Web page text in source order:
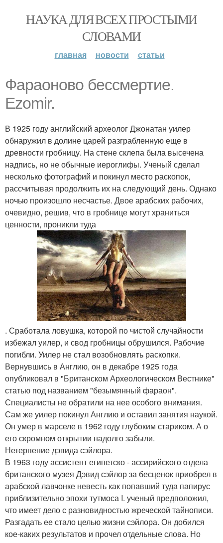
НАУКА ДЛЯ ВСЕХ ПРОСТЫМИ
СЛОВАМИ
главная новости статьи
Фараоново бессмертие.
Ezomir.
В 1925 году английский археолог Джонатан уилер
обнаружил в долине царей разграбленную еще в
древности гробницу. На стене склепа была высечена
надпись, но не обычные иероглифы. Ученый сделал
несколько фотографий и покинул место раскопок,
рассчитывая продолжить их на следующий день. Однако
ночью произошло несчастье. Двое арабских рабочих,
очевидно, решив, что в гробнице могут храниться
ценности, проникли туда
. Сработала ловушка, которой по чистой случайности
избежал уилер, и свод гробницы обрушился. Рабочие
погибли. Уилер не стал возобновлять раскопки.
Вернувшись в Англию, он в декабре 1925 года
опубликовал в "Британском Археологическом Вестнике"
статью под названием "безымянный фараон".
Специалисты не обратили на нее особого внимания.
Сам же уилер покинул Англию и оставил занятия наукой.
Он умер в марселе в 1962 году глубоким стариком. А о
его скромном открытии надолго забыли.
Нетерпение дэвида сэйлора.
В 1963 году ассистент египетско - ассирийского отдела
британского музея Дэвид сэйлор за бесценок приобрел в
арабской лавчонке невесть как попавший туда папирус
приблизительно эпохи тутмоса I. ученый предположил,
что имеет дело с разновидностью жреческой тайнописи.
Разгадать ее стало целью жизни сэйлора. Он добился
кое-каких результатов и прочел отдельные слова. Но